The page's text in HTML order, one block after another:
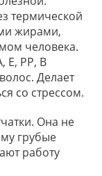
термической
жирами,
человека.
Е, РР, В
Делает
со стрессом.
Она не
грубые
работу